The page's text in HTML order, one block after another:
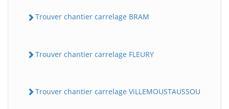
Trouver chantier carrelage BRAM
Trouver chantier carrelage FLEURY
Trouver chantier carrelage ViLLEMOUSTAUSSOU